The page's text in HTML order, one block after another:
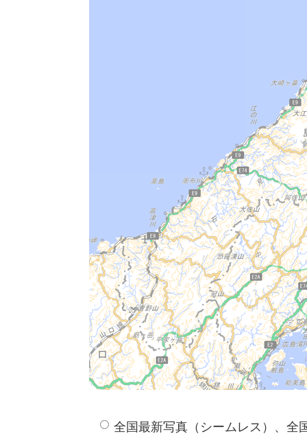
全国最新写真（シームレス）、全